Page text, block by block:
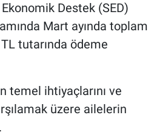
Ekonomik Destek (SED)
Mart ayında toplam
tutarında ödeme
temel ihtiyaçlarını ve
üzere ailelerin